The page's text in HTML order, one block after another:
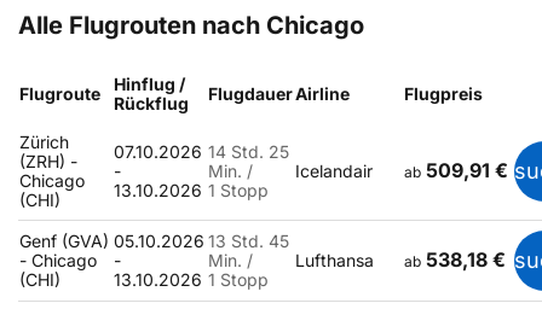
Alle Flugrouten nach Chicago
Flugroute
Hinflug /
Rückflug
FlugdauerAirline Flugpreis
Zürich
(ZRH) -
Chicago
(CHI)
07.10.2026
-
13.10.2026
14 Std. 25
Min. /
1 Stopp
Icelandair ab 509,91 €
Genf (GVA)
- Chicago
(CHI)
05.10.2026
-
13.10.2026
13 Std. 45
Min. /
1 Stopp
Lufthansa ab 538,18 €